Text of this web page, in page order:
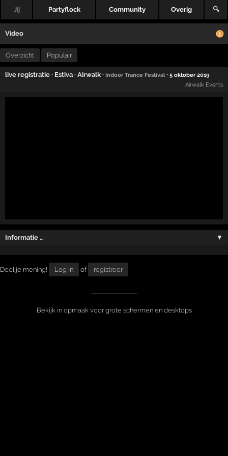
Jij Partyflock Community Overig 🔍
Video
Overzicht Populair
live registratie · Estiva ·Airwalk ·Indoor Trance Festival·5 oktober 2019
Airwalk Events
Informatie … ▼
Deel je mening! Log in of registreer
Bekijk in opmaak voor grote schermen en desktops